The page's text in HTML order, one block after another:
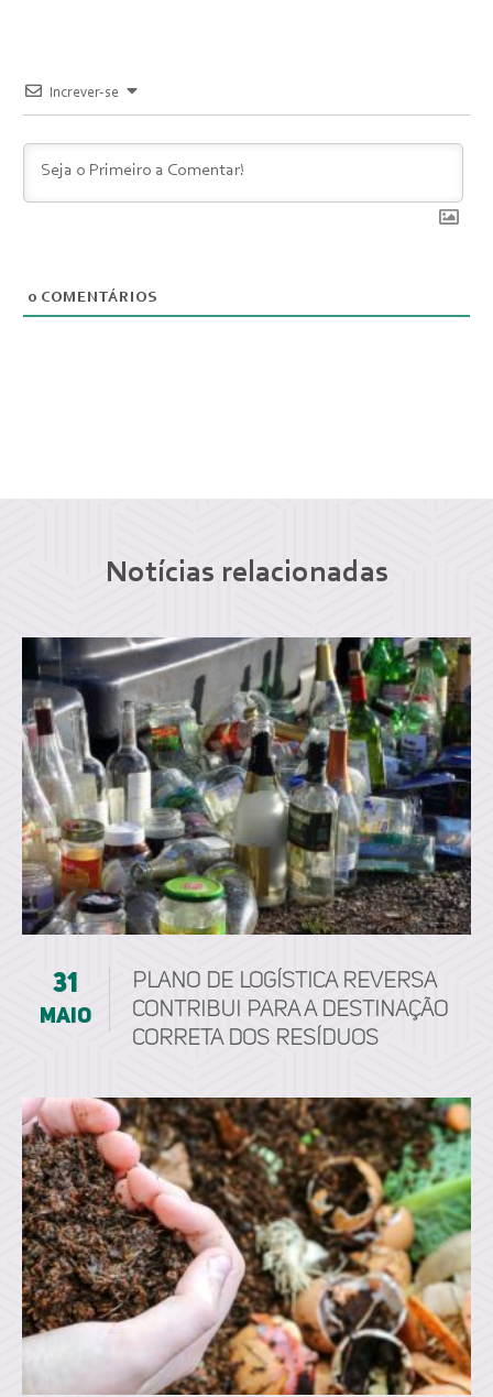
Increver-se
0 COMENTÁRIOS
Notícias relacionadas
31
maio
PLANO DE LOGÍSTICA REVERSA
CONTRIBUI PARA A DESTINAÇÃO
CORRETA DOS RESÍDUOS